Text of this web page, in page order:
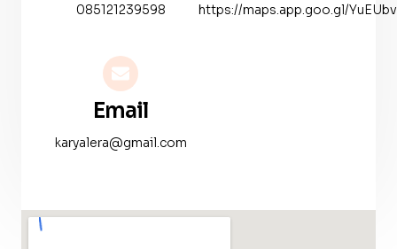
085121239598
Email
karyalera@gmail.com
https://maps.app.goo.gl/